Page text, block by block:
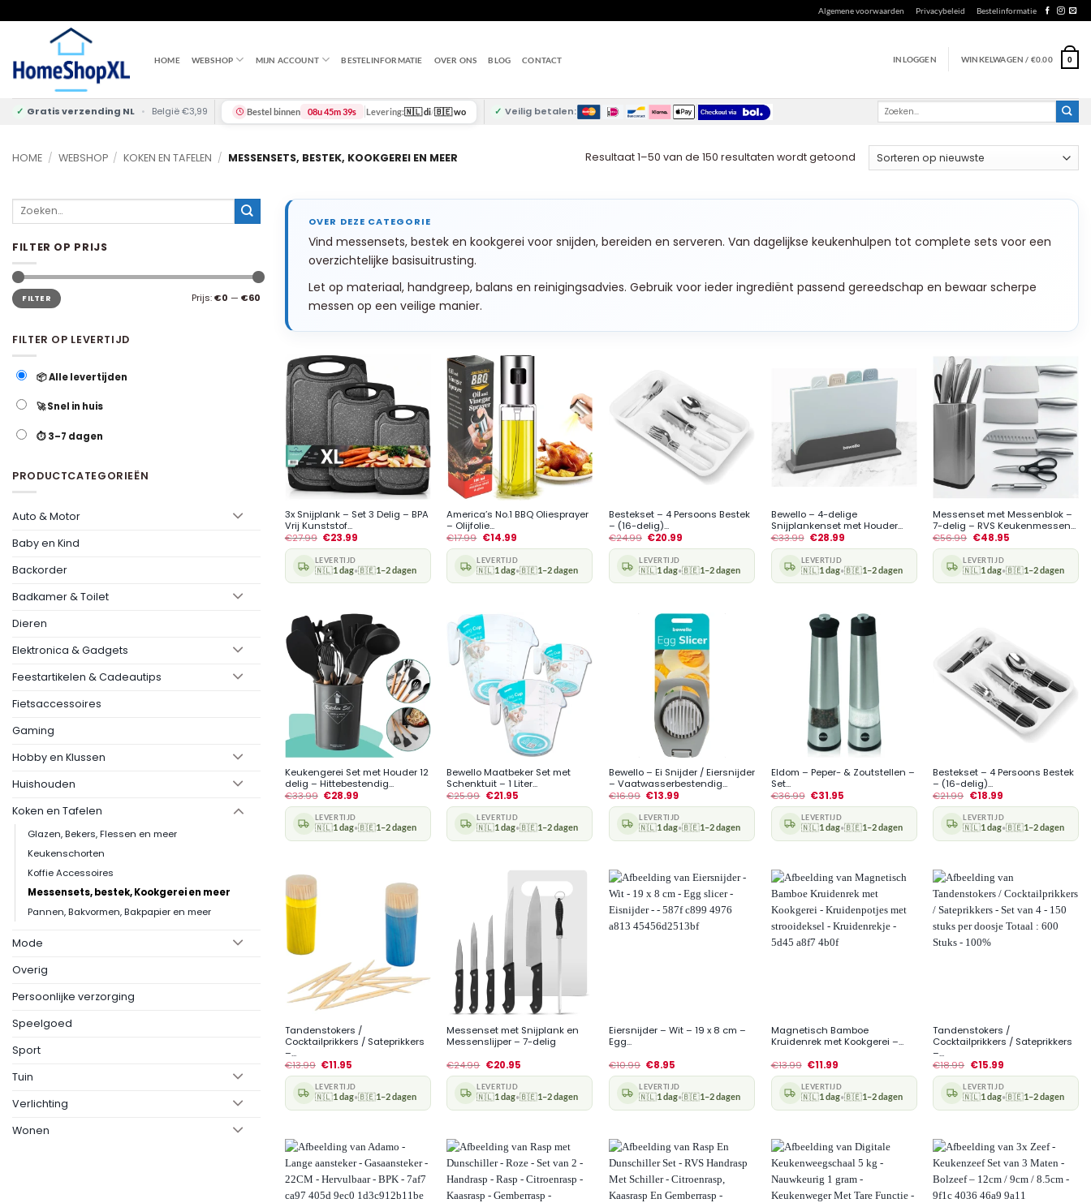
to
Algemene voorwaarden Privacybeleid Bestelinformatie
HOME WEBSHOP MIJN ACCOUNT BESTELINFORMATIE OVER ONS BLOG CONTACT INLOGGEN WINKELWAGEN / €0.00 0
✓ Gratis verzending NL • België €3,99 Bestel binnen 08u 45m 38s Levering:🇳🇱 di/🇧🇪 wo ✓ Veilig betalen:
Zoeken
HOME / WEBSHOP / KOKEN EN TAFELEN / MESSENSETS, BESTEK, KOOKGEREI EN MEER Resultaat 1–50 van de 150 resultaten wordt getoond Gesorteerd
op
Zoeken
FILTER OP PRIJS
Min.
prijs
Max.
prijsFILTER Prijs:€0 — €60
FILTER OP LEVERTIJD
📦 Alle levertijden
🚀 Snel in huis
⏱️ 3–7 dagen
PRODUCTCATEGORIEËN
Auto & Motor
Baby en Kind
Backorder
Badkamer & Toilet
Dieren
Elektronica & Gadgets
Feestartikelen & Cadeautips
Fietsaccessoires
Gaming
Hobby en Klussen
Huishouden
Koken en Tafelen
Glazen, Bekers, Flessen en meer
Keukenschorten
Koffie Accessoires
Messensets, bestek, Kookgerei en meer
Pannen, Bakvormen, Bakpapier en meer
Mode
Overig
Persoonlijke verzorging
Speelgoed
Sport
Tuin
Verlichting
Wonen
Vind messensets, bestek en kookgerei voor snijden, bereiden en serveren. Van dagelijkse keukenhulpen tot complete sets voor een
overzichtelijke basisuitrusting.
Let op materiaal, handgreep, balans en reinigingsadvies. Gebruik voor ieder ingrediënt passend gereedschap en bewaar scherpe
messen op een veilige manier.
+
3x Snijplank – Set 3 Delig – BPA
Vrij Kunststof...
€27.99 €23.99
LEVERTIJD
🇳🇱1 dag•🇧🇪1–2 dagen
America’s No.1 BBQ Oliesprayer
– Olijfolie...
€17.99 €14.99
LEVERTIJD
🇳🇱1 dag•🇧🇪1–2 dagen
Bestekset – 4 Persoons Bestek
– (16-delig)...
€24.99 €20.99
LEVERTIJD
🇳🇱1 dag•🇧🇪1–2 dagen
Bewello – 4-delige
Snijplankenset met Houder...
€33.99 €28.99
LEVERTIJD
🇳🇱1 dag•🇧🇪1–2 dagen
+
Messenset met Messenblok –
7-delig – RVS Keukenmessen...
€56.99 €48.95
LEVERTIJD
🇳🇱1 dag•🇧🇪1–2 dagen
Keukengerei Set met Houder 12
delig – Hittebestendig...
€33.99 €28.99
LEVERTIJD
🇳🇱1 dag•🇧🇪1–2 dagen
Bewello Maatbeker Set met
Schenktuit – 1 Liter...
€25.99 €21.95
LEVERTIJD
🇳🇱1 dag•🇧🇪1–2 dagen
Bewello – Ei Snijder / Eiersnijder
– Vaatwasserbestendig...
€16.99 €13.99
LEVERTIJD
🇳🇱1 dag•🇧🇪1–2 dagen
Eldom – Peper- & Zoutstellen –
Set...
€36.99 €31.95
LEVERTIJD
🇳🇱1 dag•🇧🇪1–2 dagen
Bestekset – 4 Persoons Bestek
– (16-delig)...
€21.99 €18.99
LEVERTIJD
🇳🇱1 dag•🇧🇪1–2 dagen
+
Tandenstokers /
Cocktailprikkers / Sateprikkers
–...
€13.99 €11.95
LEVERTIJD
🇳🇱1 dag•🇧🇪1–2 dagen
Messenset met Snijplank en
Messenslijper – 7-delig
€24.99 €20.95
LEVERTIJD
🇳🇱1 dag•🇧🇪1–2 dagen
Eiersnijder – Wit – 19 x 8 cm –
Egg...
€10.99 €8.95
LEVERTIJD
🇳🇱1 dag•🇧🇪1–2 dagen
Magnetisch Bamboe
Kruidenrek met Kookgerei –...
€13.99 €11.99
LEVERTIJD
🇳🇱1 dag•🇧🇪1–2 dagen
Tandenstokers /
Cocktailprikkers / Sateprikkers
–...
€18.99 €15.99
LEVERTIJD
🇳🇱1 dag•🇧🇪1–2 dagen